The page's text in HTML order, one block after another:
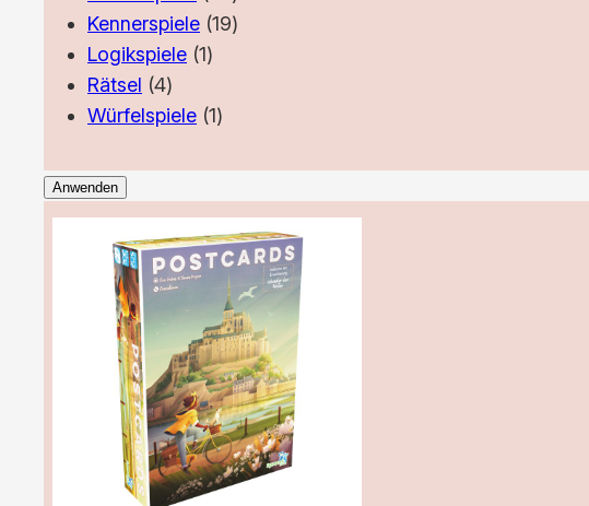
Produkte
Kennerspiele 1919
Logikspiele 11
Rätsel 44
Produkte
Würfelspiele 11
Anwenden